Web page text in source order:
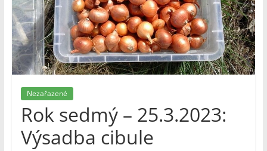
Nezařazené
Rok sedmý – 25.3.2023:
Výsadba cibule